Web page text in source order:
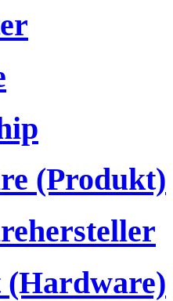
(Produkt)